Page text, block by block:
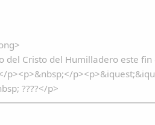
del Cristo del Humilladero este
p><p>&nbsp;</
????</p>